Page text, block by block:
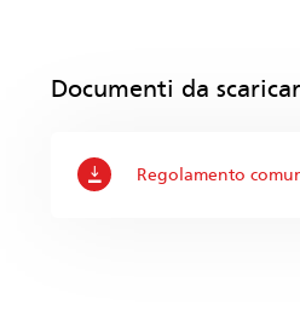
Documenti da
Regolamento